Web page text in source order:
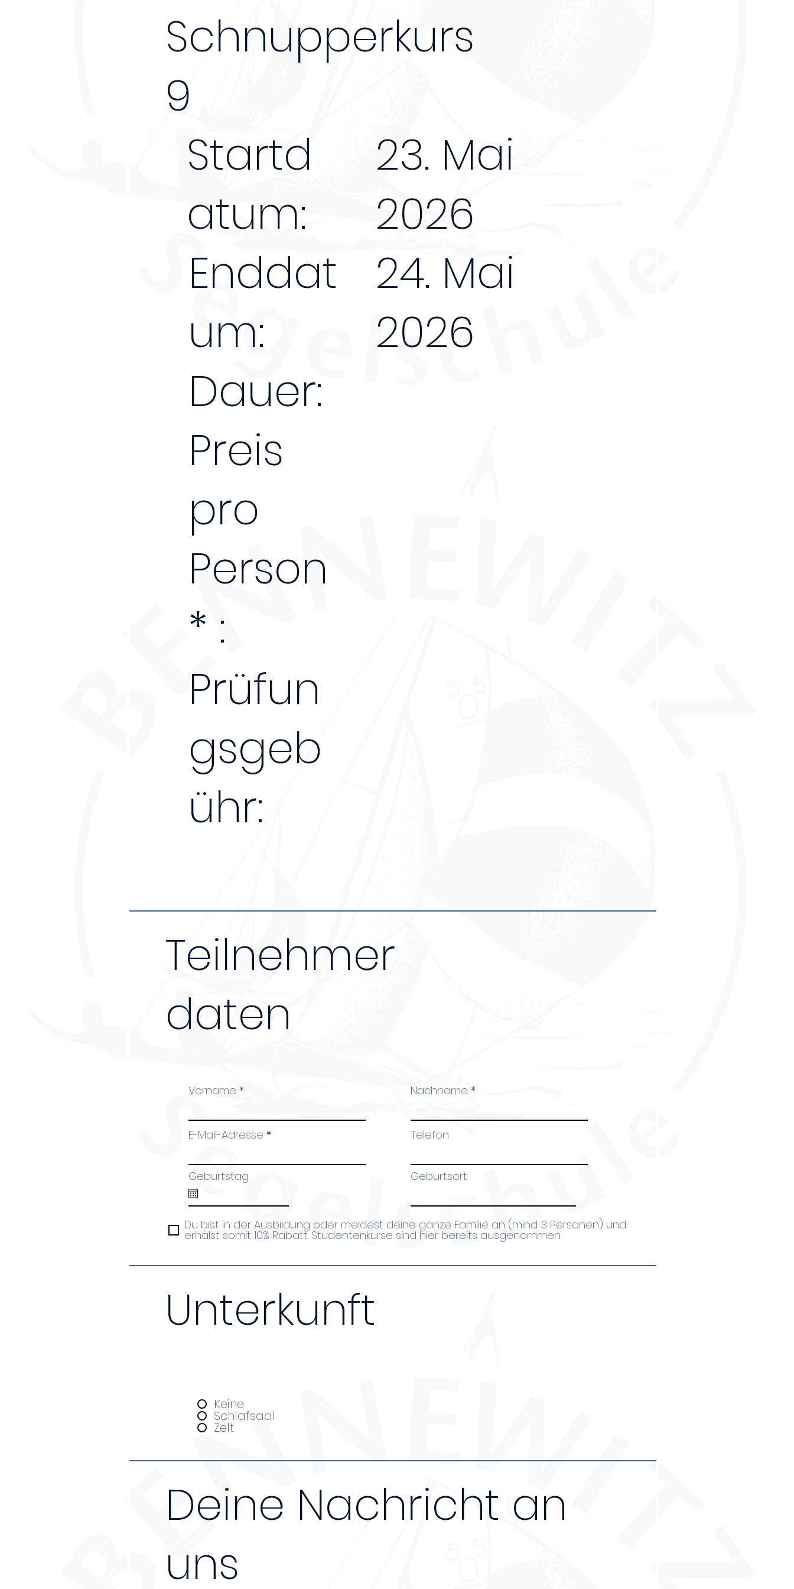
Startd
atum:
Enddat
um:
Dauer:
Preis
pro
Person
* :
Prüfun
gsgeb
ühr:
23. Mai
2026
24. Mai
2026
Schnupperkurs
9
Teilnehmer
daten
Keine
Schlafsaal
Zelt
Vorname Nachname
E-Mail-Adresse Telefon
Geburtsort
Geburtstag
Du bist in der Ausbildung oder meldest deine ganze Familie an (mind. 3 Personen) und
erhälst somit 10% Rabatt. Studentenkurse sind hier bereits ausgenommen.
Deine Nachricht an
uns
Unterkunft